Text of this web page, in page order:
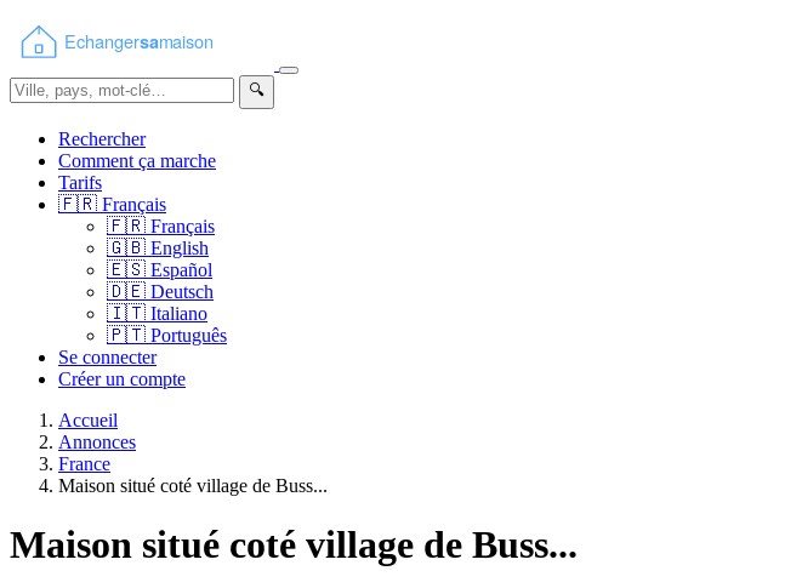
🔍
Rechercher
Comment ça marche
Tarifs
🇫🇷 Français
🇫🇷 Français
🇬🇧 English
🇪🇸 Español
🇩🇪 Deutsch
🇮🇹 Italiano
🇵🇹 Português
Se connecter
Créer un compte
Accueil
Annonces
France
Maison situé coté village de Buss...
Maison situé coté village de Buss...